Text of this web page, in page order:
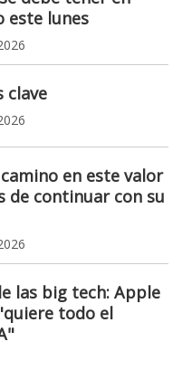
este lunes
clave
en este valor
de continuar con su
las big tech: Apple
todo el